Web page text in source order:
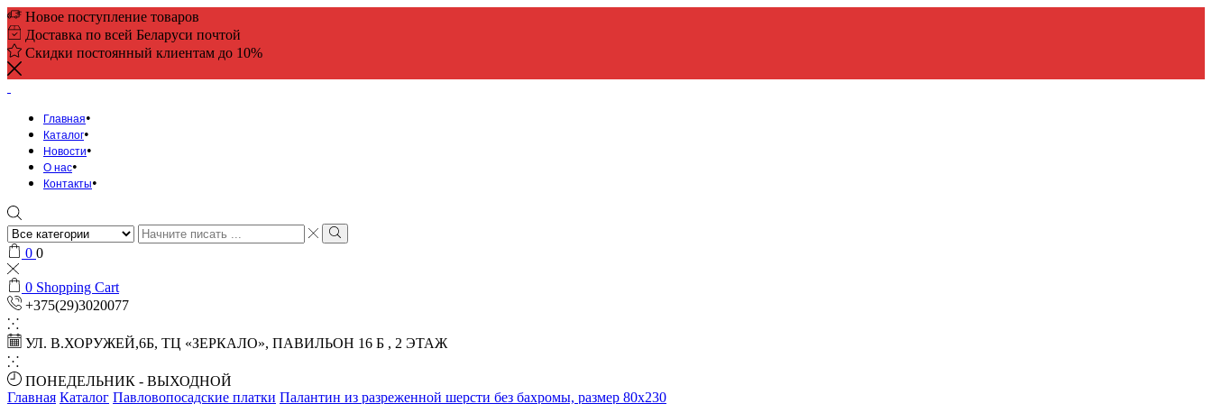
Новое поступление товаров
Доставка по всей Беларуси почтой
Скидки постоянный клиентам до 10%
Главная
Каталог
Новости
О нас
Контакты
Search
input
Search
0 0
0 Shopping Cart
+375(29)3020077
УЛ. В.ХОРУЖЕЙ,6Б, ТЦ «ЗЕРКАЛО», ПАВИЛЬОН 16 Б , 2 ЭТАЖ
ПОНЕДЕЛЬНИК - ВЫХОДНОЙ
Главная Каталог Павловопосадские платки Палантин из разреженной шерсти без бахромы, размер 80х230